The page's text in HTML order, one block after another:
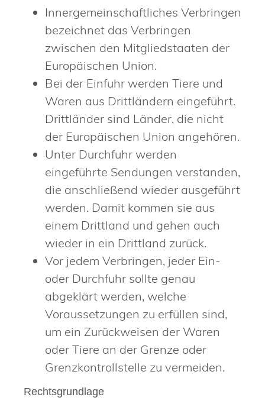
Innergemeinschaftliches Verbringen
bezeichnet das Verbringen
zwischen den Mitgliedstaaten der
Europäischen Union.
Bei der Einfuhr werden Tiere und
Waren aus Drittländern eingeführt.
Drittländer sind Länder, die nicht
der Europäischen Union angehören.
Unter Durchfuhr werden
eingeführte Sendungen verstanden,
die anschließend wieder ausgeführt
werden. Damit kommen sie aus
einem Drittland und gehen auch
wieder in ein Drittland zurück.
Vor jedem Verbringen, jeder Ein-
oder Durchfuhr sollte genau
abgeklärt werden, welche
Voraussetzungen zu erfüllen sind,
um ein Zurückweisen der Waren
oder Tiere an der Grenze oder
Grenzkontrollstelle zu vermeiden.
Rechtsgrundlage